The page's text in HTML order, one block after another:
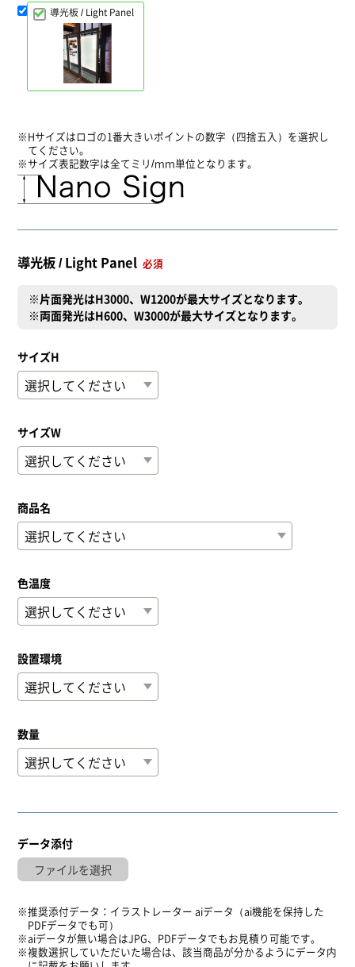
導光板 / Light Panel
Hサイズはロゴの1番大きいポイントの数字（四捨五入）を選択し
てください。
サイズ表記数字は全てミリ/ｍｍ単位となります。
導光板 / Light Panel 必須
※片面発光はH3000、W1200が最大サイズとなります。
※両面発光はH600、W3000が最大サイズとなります。
サイズH
サイズW
商品名
色温度
設置環境
数量
データ添付
推奨添付データ：イラストレーター aiデータ（ai機能を保持した
PDFデータでも可）
aiデータが無い場合はJPG、PDFデータでもお見積り可能です。
複数選択していただいた場合は、該当商品が分かるようにデータ内